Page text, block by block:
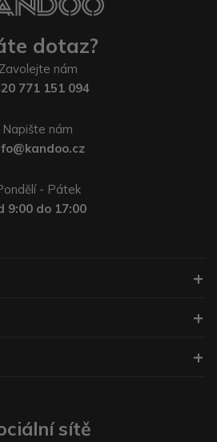
dotaz?
Zavolejte nám
771 151 094
Napište nám
- Pátek
9:00 do 17:00
sítě